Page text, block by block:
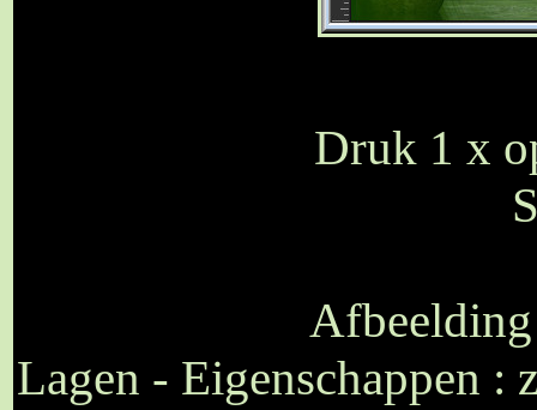
Druk 1 x
Lagen - Eigenschappen :